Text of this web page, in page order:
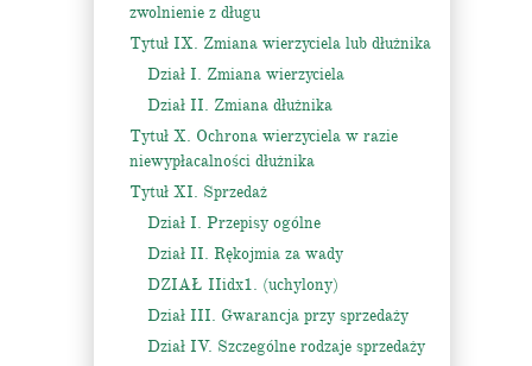
zwolnienie z długu
Tytuł IX. Zmiana wierzyciela lub dłużnika
Dział I. Zmiana wierzyciela
Dział II. Zmiana dłużnika
Tytuł X. Ochrona wierzyciela w razie
niewypłacalności dłużnika
Tytuł XI. Sprzedaż
Dział I. Przepisy ogólne
Dział II. Rękojmia za wady
DZIAŁ IIidx1. (uchylony)
Dział III. Gwarancja przy sprzedaży
Dział IV. Szczególne rodzaje sprzedaży